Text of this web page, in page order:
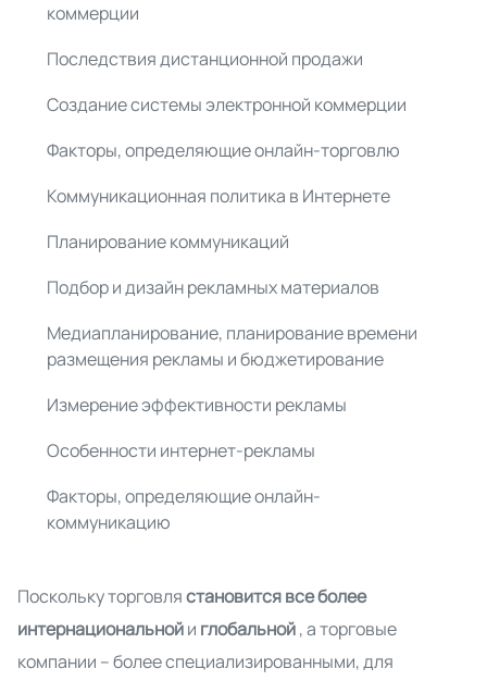
коммерции
Последствия дистанционной продажи
Создание системы электронной коммерции
Факторы, определяющие онлайн-торговлю
Коммуникационная политика в Интернете
Планирование коммуникаций
Подбор и дизайн рекламных материалов
Медиапланирование, планирование времени
размещения рекламы и бюджетирование
Измерение эффективности рекламы
Особенности интернет-рекламы
Факторы, определяющие онлайн-
коммуникацию
Поскольку торговлястановится все более
интернациональнойи глобальной, а торговые
компании – более специализированными, для